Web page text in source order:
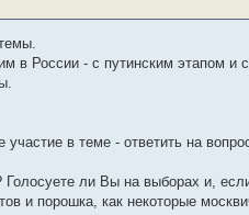
в России - с путинским этапом
в теме - ответить на
ли Вы на выборах и,
и порошка, как некоторые